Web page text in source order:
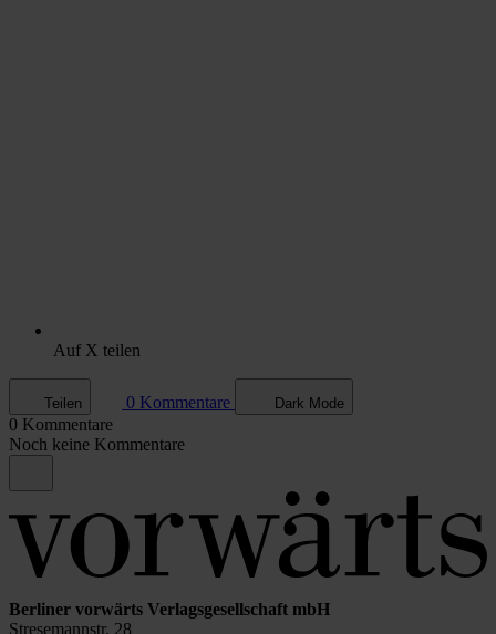
Auf X teilen
Teilen 0 Kommentare Dark Mode
0 Kommentare
Noch keine Kommentare
Berliner vorwärts Verlagsgesellschaft mbH
Stresemannstr. 28